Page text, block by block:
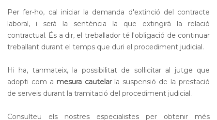
Per fer-ho, cal iniciar la demanda d'extinció del contracte
laboral, i serà la sentència la que extingirà la relació
contractual. És a dir, el treballador té l'obligació de continuar
treballant durant el temps que duri el procediment judicial.
Hi ha, tanmateix, la possibilitat de sol·licitar al jutge que
adopti com a mesura cautelarla suspensió de la prestació
de serveis durant la tramitació del procediment judicial.
Consulteu els nostres especialistes per obtenir més